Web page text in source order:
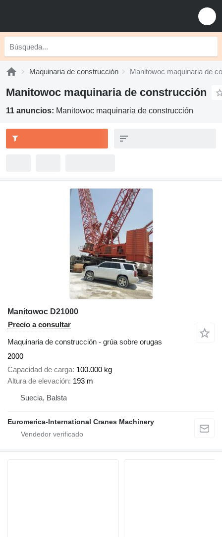
Maquinaria de construcción Manitowoc maquinaria de
Manitowoc maquinaria de construcción
11 anuncios: Manitowoc maquinaria de construcción
Manitowoc D21000
Precio a consultar
Maquinaria de construcción - grúa sobre orugas
2000
Capacidad de carga 100.000 kg
Altura de elevación 193 m
Suecia, Balsta
Euromerica-International Cranes Machinery